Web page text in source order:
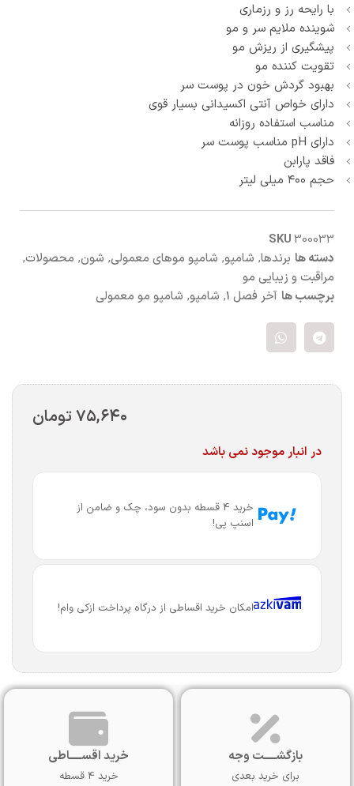
با رایحه رز و رزماری
شوینده ملایم سر و مو
پیشگیری از ریزش مو
تقویت کننده مو
بهبود گردش خون در پوست سر
دارای خواص آنتی اکسیدانی بسیار قوی
مناسب استفاده روزانه
دارای pH مناسب پوست سر
فاقد پارابن
حجم ۴۰۰ میلی لیتر
SKU300033
دسته ها برندها, شامپو, شامپو موهای معمولی, شون, محصولات,
مراقبت و زیبایی مو
برچسب ها آخر فصل 1 , شامپو, شامپو مو معمولی
۷۵,۶۴۰تومان
در انبار موجود نمی باشد
خرید 4 قسطه بدون سود، چک و ضامن از
اسنپ پی!
امکان خرید اقساطی از درگاه پرداخت ازکی وام!
بازگشـــــت وجه
برای خرید بعدی
خرید اقســـــاطی
خرید 4 قسطه